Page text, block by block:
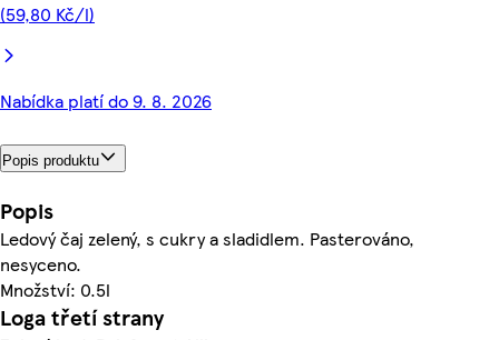
(59,80 Kč/l)
Nabídka platí do 9. 8. 2026
Popis produktu
Popis
Ledový čaj zelený, s cukry a sladidlem. Pasterováno,
nesyceno.
Množství: 0.5l
Loga třetí strany